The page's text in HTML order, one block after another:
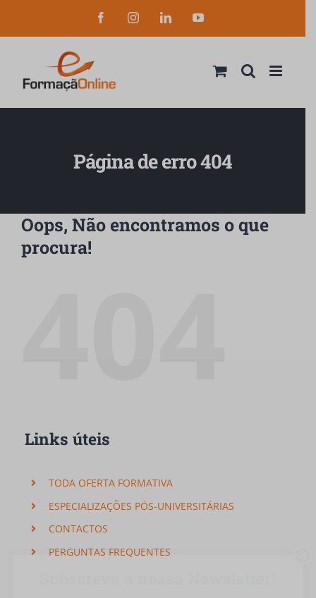
to
FacebookInstagramLinkedInYouTube
Página de erro 404
Oops, Não encontramos o que
procura!
Links úteis
TODA OFERTA FORMATIVA
ESPECIALIZAÇÕES PÓS-UNIVERSITÁRIAS
CONTACTOS
PERGUNTAS FREQUENTES